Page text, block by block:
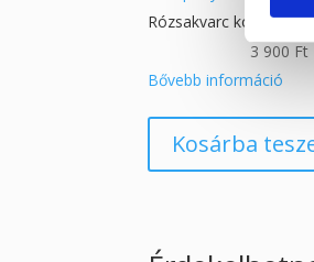
Rózsakvarc
3 900 Ft
Bővebb információ
Kosárba